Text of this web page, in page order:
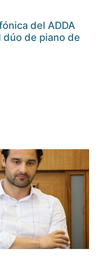
del ADDA
dúo de piano de